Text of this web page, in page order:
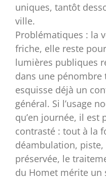
uniques, tantôt
ville.
Problématiques : la
friche, elle reste
lumières publiques
dans une pénombre
esquisse déjà un
général. Si l’usage
qu’en journée, il est
contrasté : tout à la
déambulation,
préservée, le
du Homet mérite